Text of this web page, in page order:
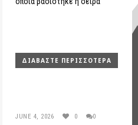
ΔΙΑΒΆΣΤΕ ΠΕΡΙΣΣΌΤΕΡΑ
JUNE 4, 2026 0 0